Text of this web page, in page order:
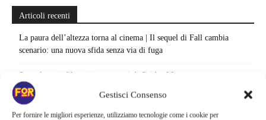
Gestisci Consenso
Per fornire le migliori esperienze, utilizziamo tecnologie come i cookie per
Articoli recenti
La paura dell’altezza torna al cinema | Il sequel di Fall cambia
scenario: una nuova sfida senza via di fuga
Sony ferma i film sui personaggi di Spider-Man, nessun nuovo
progetto è in sviluppo: cosa resta dell’esperimento
Netflix saluta 16 titoli ad agosto 2026 | 3 serie e 13 film lasciano il